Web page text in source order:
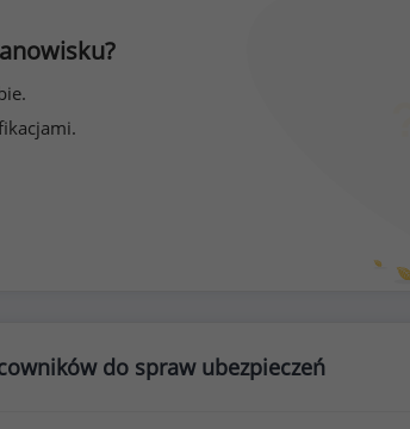
do spraw ubezpieczeń